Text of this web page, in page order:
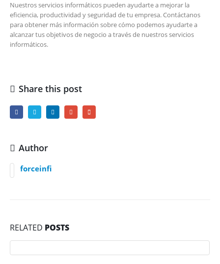
Nuestros servicios informáticos pueden ayudarte a mejorar la
eficiencia, productividad y seguridad de tu empresa. Contáctanos
para obtener más información sobre cómo podemos ayudarte a
alcanzar tus objetivos de negocio a través de nuestros servicios
informáticos.
Share this post
Author
forceinfi
RELATED POSTS